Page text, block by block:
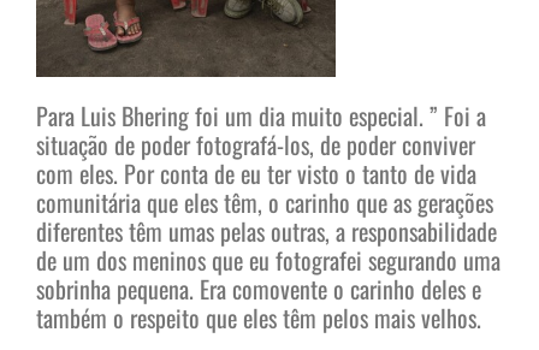
Para Luis Bhering foi um dia muito especial. ” Foi a
situação de poder fotografá-los, de poder conviver
com eles. Por conta de eu ter visto o tanto de vida
comunitária que eles têm, o carinho que as gerações
diferentes têm umas pelas outras, a responsabilidade
de um dos meninos que eu fotografei segurando uma
sobrinha pequena. Era comovente o carinho deles e
também o respeito que eles têm pelos mais velhos.